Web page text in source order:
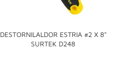
DESTORNILALDOR ESTRIA #2 X 8"
SURTEK D248
